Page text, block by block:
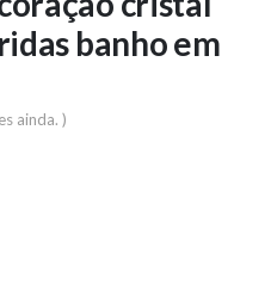
banho em
ainda. )